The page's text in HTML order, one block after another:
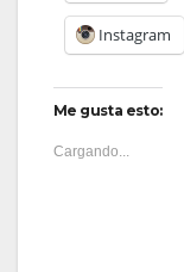
Instagram
Me gusta esto:
Cargando...